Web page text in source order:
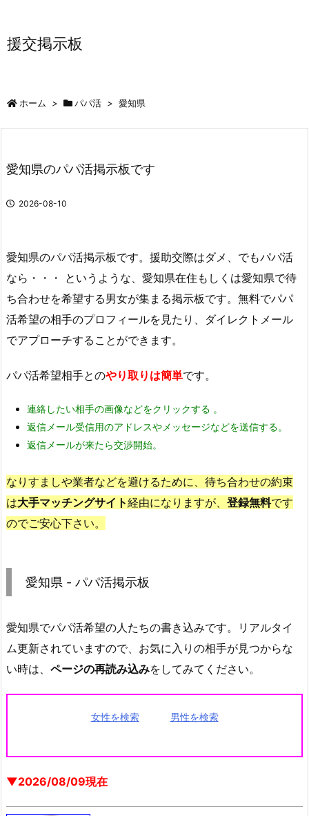
援交掲示板
ホーム > パパ活 > 愛知県
愛知県のパパ活掲示板です
2026-08-10
愛知県のパパ活掲示板です。援助交際はダメ、でもパパ活
なら・・・ というような、愛知県在住もしくは愛知県で待
ち合わせを希望する男女が集まる掲示板です。無料でパパ
活希望の相手のプロフィールを見たり、ダイレクトメール
でアプローチすることができます。
パパ活希望相手とのやり取りは簡単です。
連絡したい相手の画像などをクリックする 。
返信メール受信用のアドレスやメッセージなどを送信する。
返信メールが来たら交渉開始。
なりすましや業者などを避けるために、待ち合わせの約束
は大手マッチングサイト経由になりますが、 登録無料です
のでご安心下さい。
愛知県 - パパ活掲示板
愛知県でパパ活希望の人たちの書き込みです。リアルタイ
ム更新されていますので、お気に入りの相手が見つからな
い時は、 ページの再読み込みをしてみてください。
女性を検索 男性を検索
▼2026/08/09現在